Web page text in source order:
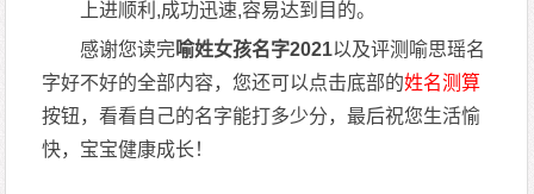
上进顺利,成功迅速,容易达到目的。
感谢您读完喻姓女孩名字2021以及评测喻思瑶名
字好不好的全部内容，您还可以点击底部的姓名测算
按钮，看看自己的名字能打多少分，最后祝您生活愉
快，宝宝健康成长！